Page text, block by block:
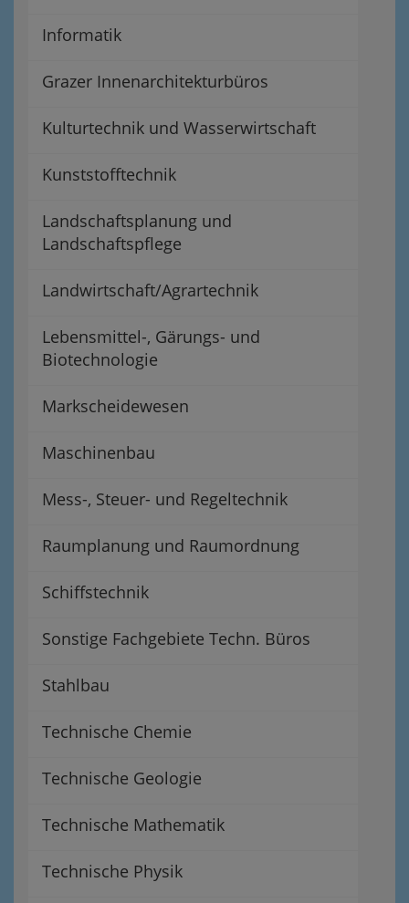
Informatik
Grazer Innenarchitekturbüros
Kulturtechnik und Wasserwirtschaft
Kunststofftechnik
Landschaftsplanung und
Landschaftspflege
Landwirtschaft/Agrartechnik
Lebensmittel-, Gärungs- und
Biotechnologie
Markscheidewesen
Maschinenbau
Mess-, Steuer- und Regeltechnik
Raumplanung und Raumordnung
Schiffstechnik
Sonstige Fachgebiete Techn. Büros
Stahlbau
Technische Chemie
Technische Geologie
Technische Mathematik
Technische Physik